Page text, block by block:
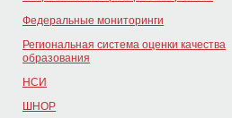
Федеральные мониторинги
Региональная система оценки качества
образования
НСИ
ШНОР